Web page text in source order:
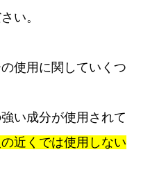
い。
使用に関していくつ
い成分が使用されて
近くでは使用しない